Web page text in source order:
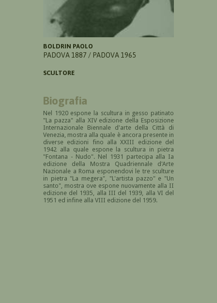
BOLDRIN PAOLO
PADOVA 1887 / PADOVA 1965
SCULTORE
Biografia
Nel 1920 espone la scultura in gesso patinato
"La pazza" alla XIV edizione della Esposizione
Internazionale Biennale d'arte della Città di
Venezia, mostra alla quale è ancora presente in
diverse edizioni fino alla XXIII edizione del
1942 alla quale espone la scultura in pietra
"Fontana - Nudo". Nel 1931 partecipa alla Ia
edizione della Mostra Quadriennale d'Arte
Nazionale a Roma esponendovi le tre sculture
in pietra "La megera", "L'artista pazzo" e "Un
santo", mostra ove espone nuovamente alla II
edizione del 1935, alla III del 1939, alla VI del
1951 ed infine alla VIII edizione del 1959.